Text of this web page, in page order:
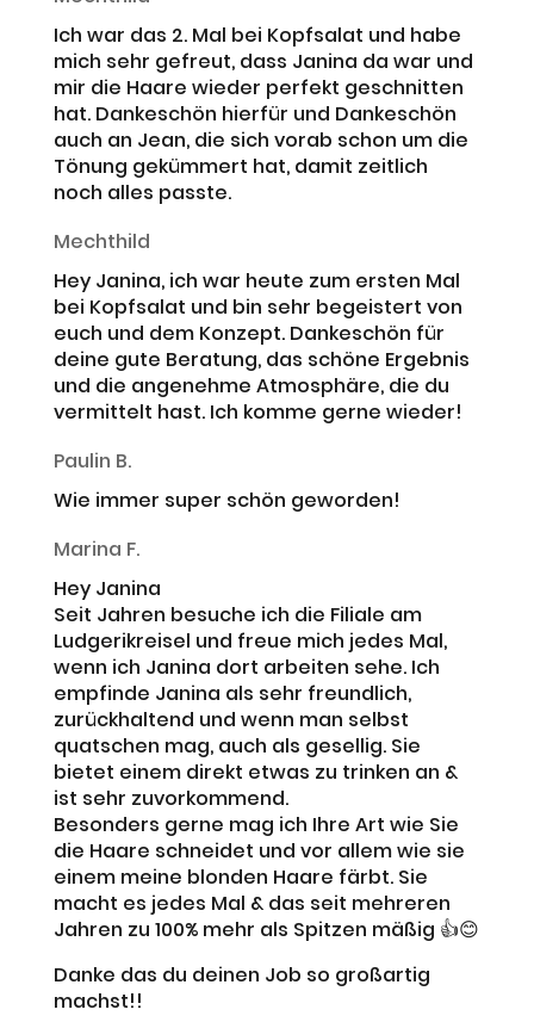
Ich war das 2. Mal bei Kopfsalat und habe
mich sehr gefreut, dass Janina da war und
mir die Haare wieder perfekt geschnitten
hat. Dankeschön hierfür und Dankeschön
auch an Jean, die sich vorab schon um die
Tönung gekümmert hat, damit zeitlich
noch alles passte.
Mechthild
Hey Janina, ich war heute zum ersten Mal
bei Kopfsalat und bin sehr begeistert von
euch und dem Konzept. Dankeschön für
deine gute Beratung, das schöne Ergebnis
und die angenehme Atmosphäre, die du
vermittelt hast. Ich komme gerne wieder!
Paulin B.
Wie immer super schön geworden!
Marina F.
Hey Janina
Seit Jahren besuche ich die Filiale am
Ludgerikreisel und freue mich jedes Mal,
wenn ich Janina dort arbeiten sehe. Ich
empfinde Janina als sehr freundlich,
zurückhaltend und wenn man selbst
quatschen mag, auch als gesellig. Sie
bietet einem direkt etwas zu trinken an &
ist sehr zuvorkommend.
Besonders gerne mag ich Ihre Art wie Sie
die Haare schneidet und vor allem wie sie
einem meine blonden Haare färbt. Sie
macht es jedes Mal & das seit mehreren
Jahren zu 100% mehr als Spitzen mäßig 👍😊
Danke das du deinen Job so großartig
machst!!